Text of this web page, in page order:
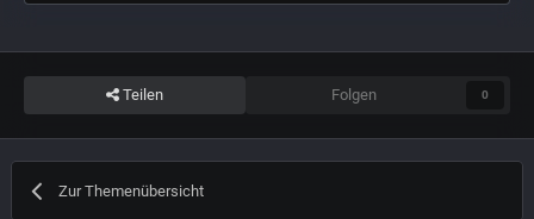
Teilen Folgen 0
Zur Themenübersicht